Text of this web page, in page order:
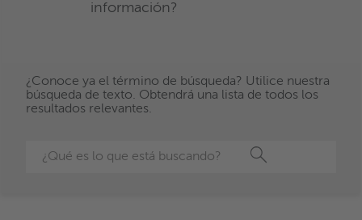
información?
¿Conoce ya el término de búsqueda? Utilice nuestra
búsqueda de texto. Obtendrá una lista de todos los
resultados relevantes.
Buscar